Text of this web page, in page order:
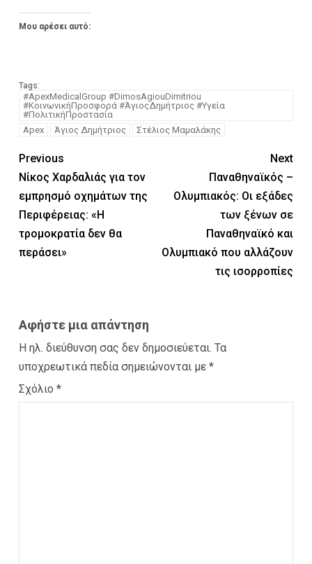
Μου αρέσει αυτό:
Tags:
#ApexMedicalGroup #DimosAgiouDimitriou
#ΚοινωνικήΠροσφορά #ΆγιοςΔημήτριος #Υγεία
#ΠολιτικήΠροστασία
Apex
Άγιος Δημήτριος Στέλιος Μαμαλάκης
Previous
Νίκος Χαρδαλιάς για τον
εμπρησμό οχημάτων της
Περιφέρειας: «Η
τρομοκρατία δεν θα
περάσει»
Next
Παναθηναϊκός –
Ολυμπιακός: Οι εξάδες
των ξένων σε
Παναθηναϊκό και
Ολυμπιακό που αλλάζουν
τις ισορροπίες
Αφήστε μια απάντηση
Η ηλ. διεύθυνση σας δεν δημοσιεύεται. Τα
υποχρεωτικά πεδία σημειώνονται με *
Σχόλιο *